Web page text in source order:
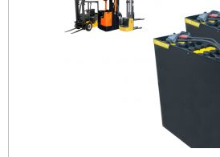
Подобрать
Заказать